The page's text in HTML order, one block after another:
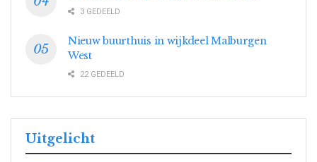
3 GEDEELD
Nieuw buurthuis in wijkdeel Malburgen
West
22 GEDEELD
Uitgelicht